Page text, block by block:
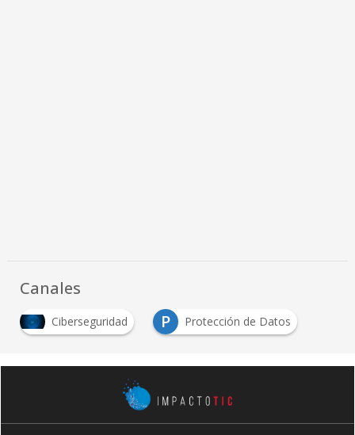
Canales
Ciberseguridad P Protección de Datos